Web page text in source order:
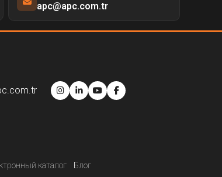
apc@apc.com.tr
каталог Блог